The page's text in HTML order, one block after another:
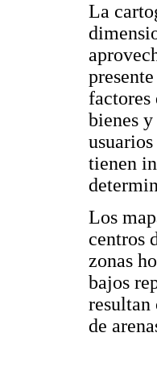
La
factores
bienes
tienen
Los
centros
zonas
bajos
resultan
de